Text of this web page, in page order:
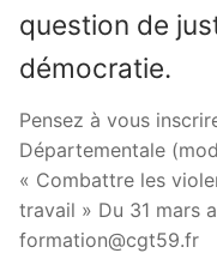
question de
démocratie.
Pensez à vous
Départementale
« Combattre les
travail » Du 31 mars
formation@cgt59.fr